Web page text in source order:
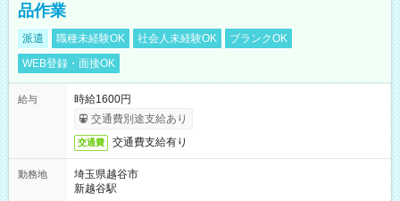
品作業
派遣 職種未経験OK 社会人未経験OK
ブランクOK
WEB登録・面接OK
給与
時給1600円
交通費別途支給あり
交通費 交通費支給有り
勤務地
埼玉県越谷市
新越谷駅